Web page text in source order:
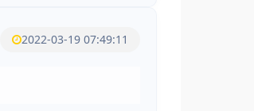
2022-03-19 07:49:11